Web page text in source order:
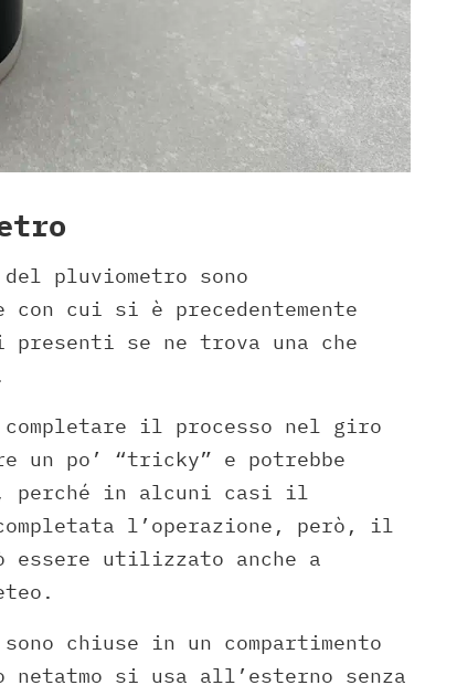
pluviometro sono
cui si è precedentemente
se ne trova una che
il processo nel giro
un po’ “tricky” e potrebbe
perché in alcuni casi il
l’operazione, però, il
essere utilizzato anche a
chiuse in un compartimento
si usa all’esterno senza